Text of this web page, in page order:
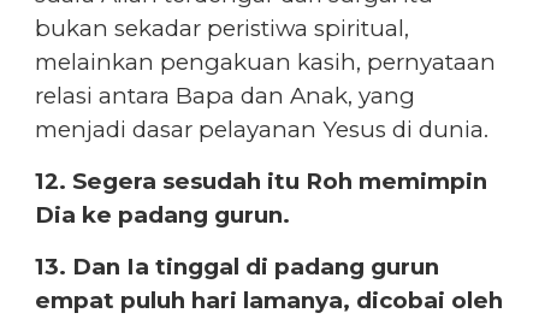
bukan sekadar peristiwa spiritual,
melainkan pengakuan kasih, pernyataan
relasi antara Bapa dan Anak, yang
menjadi dasar pelayanan Yesus di dunia.
12. Segera sesudah itu Roh memimpin
Dia ke padang gurun.
13. Dan Ia tinggal di padang gurun
empat puluh hari lamanya, dicobai oleh